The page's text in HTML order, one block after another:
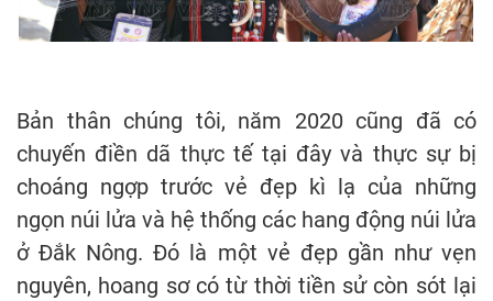
Bản thân chúng tôi, năm 2020 cũng đã có
chuyến điền dã thực tế tại đây và thực sự bị
choáng ngợp trước vẻ đẹp kì lạ của những
ngọn núi lửa và hệ thống các hang động núi lửa
ở Đắk Nông. Đó là một vẻ đẹp gần như vẹn
nguyên, hoang sơ có từ thời tiền sử còn sót lại